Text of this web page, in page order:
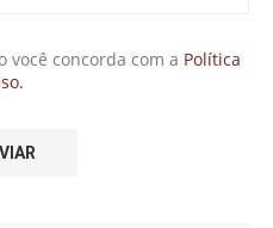
concorda com a Política